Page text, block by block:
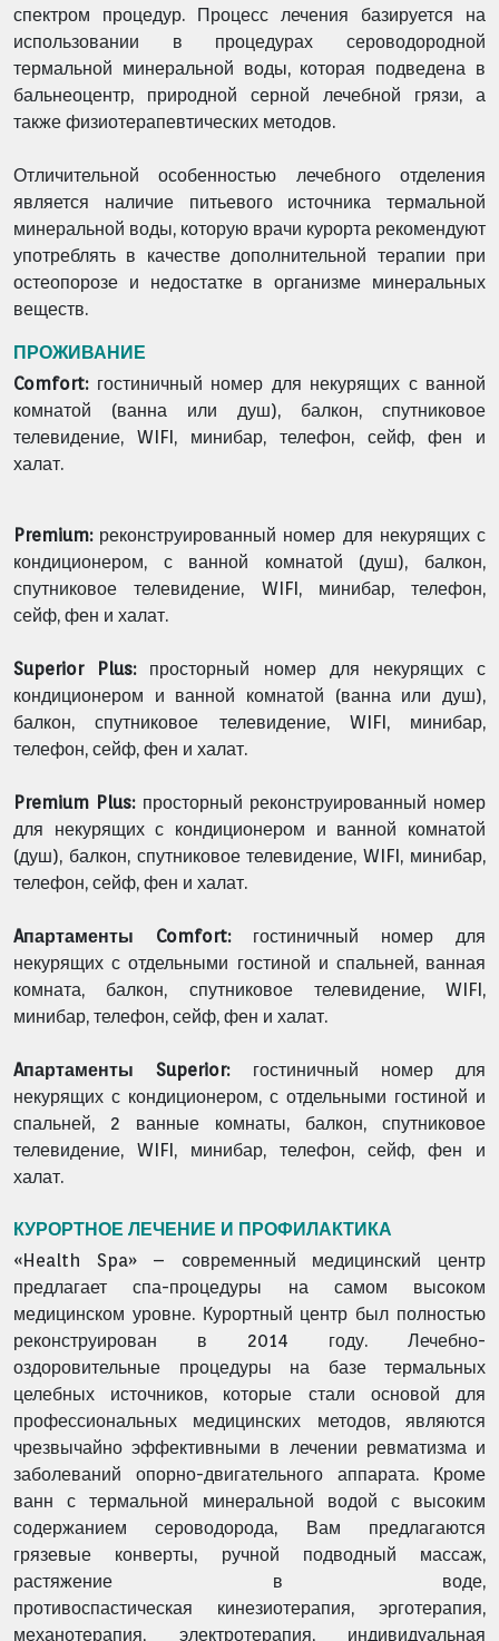
спектром процедур. Процесс лечения базируется на
использовании в процедурах сероводородной
термальной минеральной воды, которая подведена в
бальнеоцентр, природной серной лечебной грязи, а
также физиотерапевтических методов.
Отличительной особенностью лечебного отделения
является наличие питьевого источника термальной
минеральной воды, которую врачи курорта рекомендуют
употреблять в качестве дополнительной терапии при
остеопорозе и недостатке в организме минеральных
веществ.
ПРОЖИВАНИЕ
Comfort:гостиничный номер для некурящих с ванной
комнатой (ванна или душ), балкон, спутниковое
телевидение, WIFI, минибар, телефон, сейф, фен и
халат.
Premium:реконструированный номер для некурящих с
кондиционером, с ванной комнатой (душ), балкон,
спутниковое телевидение, WIFI, минибар, телефон,
сейф, фен и халат.
Superior Plus:просторный номер для некурящих с
кондиционером и ванной комнатой (ванна или душ),
балкон, спутниковое телевидение, WIFI, минибар,
телефон, сейф, фен и халат.
Premium Plus:просторный реконструированный номер
для некурящих с кондиционером и ванной комнатой
(душ), балкон, спутниковое телевидение, WIFI, минибар,
телефон, сейф, фен и халат.
Aпартаменты Comfort: гостиничный номер для
некурящих с отдельными гостиной и спальней, ванная
комната, балкон, спутниковое телевидение, WIFI,
минибар, телефон, сейф, фен и халат.
Aпартаменты Superior:гостиничный номер для
некурящих с кондиционером, с отдельными гостиной и
спальней, 2 ванные комнаты, балкон, спутниковое
телевидение, WIFI, минибар, телефон, сейф, фен и
халат.
КУРОРТНОЕ ЛЕЧЕНИЕ И ПРОФИЛАКТИКА
«Health Spa» – cовременный медицинский центр
предлагает спа-процедуры на самом высоком
медицинском уровне. Курортный центр был полностью
реконструирован в 2014 году. Лечебно-
оздоровительные процедуры на базе термальных
целебных источников, которые стали основой для
профессиональных медицинских методов, являются
чрезвычайно эффективными в лечении ревматизма и
заболеваний опорно-двигательного аппарата. Кроме
ванн с термальной минеральной водой с высоким
содержанием сероводорода, Вам предлагаются
грязевые конверты, ручной подводный массаж,
растяжение в воде,
противоспастическая кинезиотерапия, эрготерапия,
механотерапия, электротерапия, индивидуальная